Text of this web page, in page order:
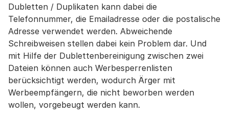
Dubletten / Duplikaten kann dabei die
Telefonnummer, die Emailadresse oder die postalische
Adresse verwendet werden. Abweichende
Schreibweisen stellen dabei kein Problem dar. Und
mit Hilfe der Dublettenbereinigung zwischen zwei
Dateien können auch Werbesperrenlisten
berücksichtigt werden, wodurch Ärger mit
Werbeempfängern, die nicht beworben werden
wollen, vorgebeugt werden kann.